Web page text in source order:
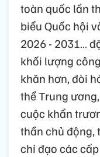
toàn quốc lần
biểu Quốc hội
2026 - 2031…
khối lượng
khăn hơn, đòi
thể Trung
cuộc khẩn
thần chủ động,
chỉ đạo các